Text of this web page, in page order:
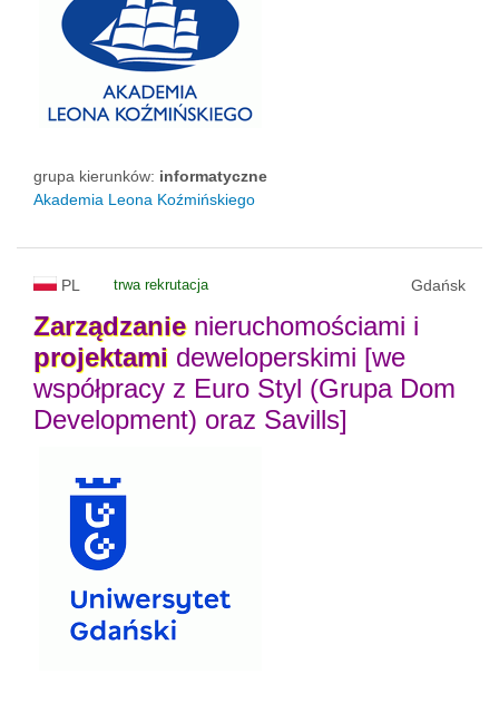
grupa kierunków: informatyczne
Akademia Leona Koźmińskiego
PL trwa rekrutacja Gdańsk
Zarządzanienieruchomościami i
projektami deweloperskimi [we
współpracy z Euro Styl (Grupa Dom
Development) oraz Savills]